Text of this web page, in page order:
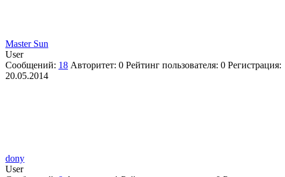
Master Sun
User
Сообщений: 18 Авторитет: 0 Рейтинг пользователя: 0 Регистрация:
20.05.2014
dony
User